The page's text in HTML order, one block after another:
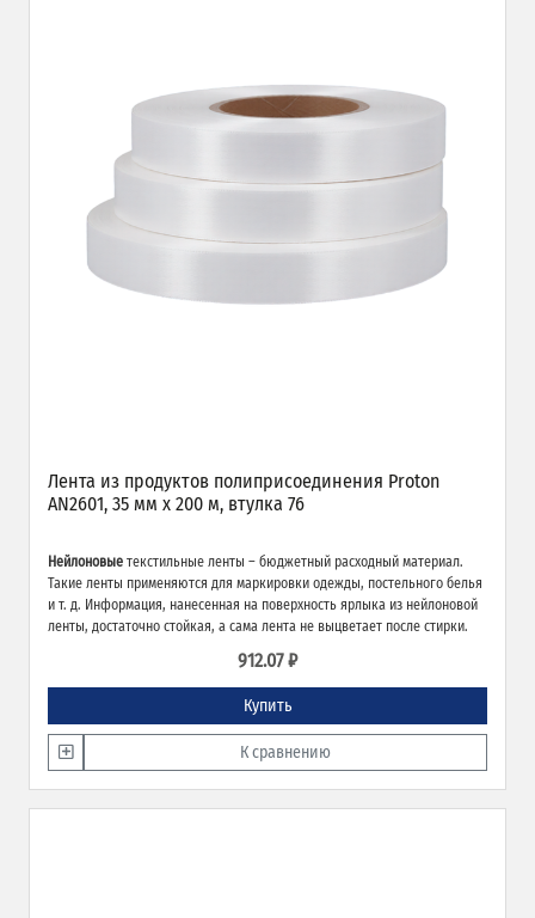
Лента из продуктов полиприсоединения Proton
AN2601, 35 мм х 200 м, втулка 76
Нейлоновые текстильные ленты – бюджетный расходный материал.
Такие ленты применяются для маркировки одежды, постельного белья
и т. д. Информация, нанесенная на поверхность ярлыка из нейлоновой
ленты, достаточно стойкая, а сама лента не выцветает после стирки.
912.07 ₽
Купить
К сравнению